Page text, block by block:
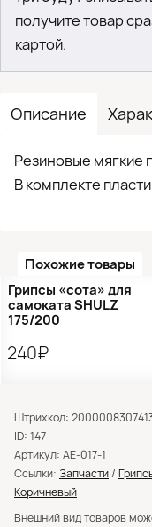
Описание
Резиновые мягкие
В комплекте
Похожие товары
Грипсы «сота» для
самоката SHULZ
175/200
240₽
получите товар
картой.
Штрихкод:
ID: 147
Артикул: AE-017-1
Ссылки: Запчасти /
Коричневый
Внешний вид товаров